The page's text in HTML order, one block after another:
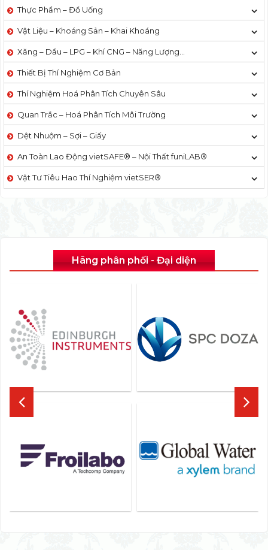
Thực Phẩm – Đồ Uống
Vật Liệu – Khoáng Sản – Khai Khoáng
Xăng – Dầu – LPG – Khí CNG – Năng Lượng…
Thiết Bị Thí Nghiệm Cơ Bản
Thí Nghiệm Hoá Phân Tích Chuyên Sâu
Quan Trắc – Hoá Phân Tích Môi Trường
Dệt Nhuộm – Sợi – Giấy
An Toàn Lao Động vietSAFE® – Nội Thất funiLAB®
Vật Tư Tiêu Hao Thí Nghiệm vietSER®
Hãng phân phối - Đại diện